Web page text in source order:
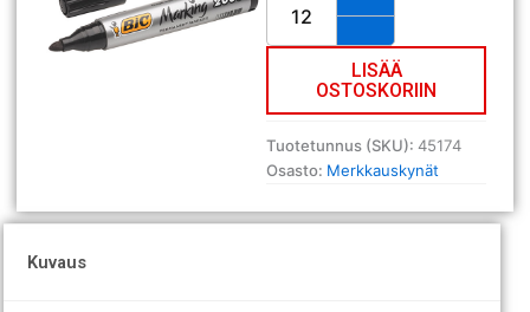
Marking
määrä
LISÄÄ
OSTOSKORIIN
Tuotetunnus (SKU):45174
Osasto: Merkkauskynät
Kuvaus